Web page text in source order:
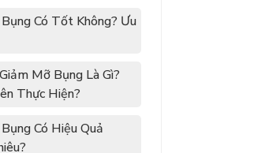
Có Tốt Không? Ưu
Mỡ Bụng Là Gì?
Thực Hiện?
Có Hiệu Quả